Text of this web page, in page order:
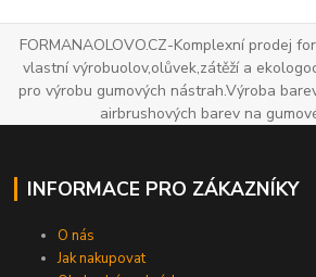
FORMANAOLOVO.CZ-Komplexní prodej
vlastní výrobuolov,olůvek,zátěží a
pro výrobu gumových nástrah.Výroba
airbrushových barev na
INFORMACE PRO ZÁKAZNÍKY
O nás
Jak nakupovat